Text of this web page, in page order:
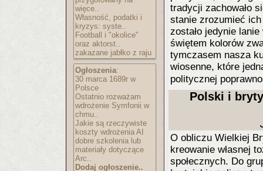
więce..
Własność, podatki i
kryzys: syste..
Football i "okolice"
oraz aktorst..
zakazane jabłko z raju
Ogłoszenia:
30 marca 1689r w
Polsce
Ostatnio rozważam
wdrożenie Symfonii w
chmu..
Jakie są rzeczywiste
koszty wdrożenia AI
dobre szkolenia lub
materiały dotyczące
Arc..
Dodaj ogłoszenie..
tradycji zachowało
stanie zrozumieć
zostało jedynie
świętem kolorów
tymczasem nasza
wiosenne, które
politycznej
Polski i
O obliczu Wielkiej
kreowanie własnej
społecznych. Do